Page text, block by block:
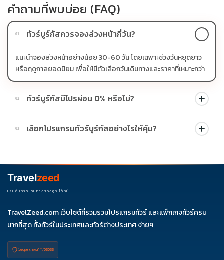
คำถามที่พบบ่อย (FAQ)
01 ทัวร์บูร์กัสควรจองล่วงหน้ากี่วัน?
แนะนำจองล่วงหน้าอย่างน้อย 30-60 วัน โดยเฉพาะช่วงวันหยุดยาว
หรือฤดูกาลยอดนิยม เพื่อให้มีตัวเลือกวันเดินทางและราคาที่เหมาะกว่า
02 ทัวร์บูร์กัสมีโปรผ่อน 0% หรือไม่?
บางโปรแกรมมีโปรผ่อน 0% หรือโปรโมชั่นบัตรเครดิตตามเงื่อนไขที่
บริษัทกำหนด สามารถดูสัญลักษณ์โปรโมชั่นในรายการทัวร์แต่ละ
03 เลือกโปรแกรมทัวร์บูร์กัสอย่างไรให้คุ้ม?
ช่วงราคา ไม่ควรเทียบจากราคาต่ำสุดเพียงอย่างเดียว
Travelzeed
เริ่มต้นการเดินทางของคุณได้ที่นี่
TravelZeed.com เว็บไซต์ที่รวมรวมโปรแกรมทัวร์ และแพ็กเกจทัวร์ครบ
มากที่สุด ทั้งทัวร์ในประเทศและทัวร์ต่างประเทศ ง่ายๆ
ใบอนุญาต เลขที่ 11/08038